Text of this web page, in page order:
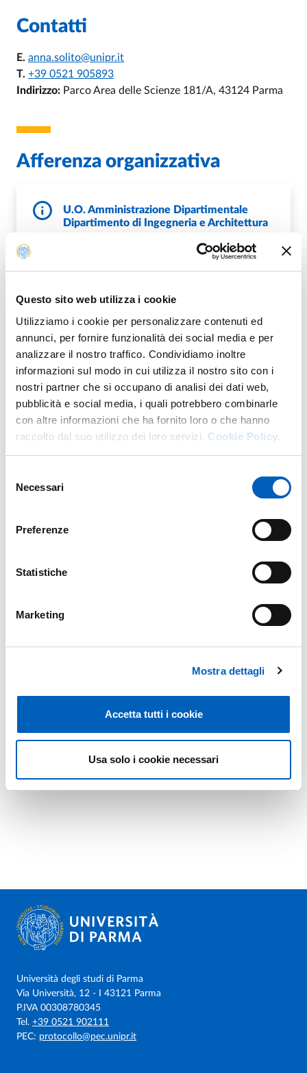
Questo sito web utilizza i cookie
Utilizziamo i cookie per personalizzare contenuti ed
annunci, per fornire funzionalità dei social media e per
analizzare il nostro traffico. Condividiamo inoltre
informazioni sul modo in cui utilizza il nostro sito con i
nostri partner che si occupano di analisi dei dati web,
pubblicità e social media, i quali potrebbero combinarle
con altre informazioni che ha fornito loro o che hanno
raccolto dal suo utilizzo dei loro servizi. Cookie Policy.
delNecessari
Preferenze
Statistiche
Marketing
Mostra dettagli
Accetta tutti i cookie
Usa solo i cookie necessari
Contatti
E. anna.solito@unipr.it
T. +39 0521 905893
Indirizzo: Parco Area delle Scienze 181/A, 43124 Parma
Afferenza organizzativa
U.O. Amministrazione Dipartimentale
Dipartimento di Ingegneria e Architettura
P. DipIngegneriaArchitettura@pec.unipr.it
VAI ALLA SCHEDA
Altro personale della struttura a questo
indirizzo
Personale tecnico amministrativo
Università degli studi di Parma
Via Università, 12 - I 43121 Parma
P.IVA 00308780345
Tel. +39 0521 902111
PEC: protocollo@pec.unipr.it